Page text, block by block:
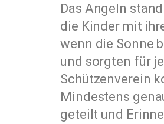
Das Angeln
die Kinder mit
wenn die Sonne
und sorgten für
Schützenverein
Mindestens
geteilt und